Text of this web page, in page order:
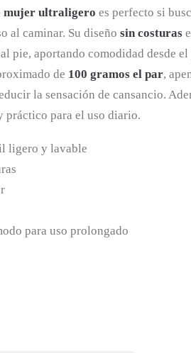
actual
es:
49,99 €.
mujer ultraligero es perfecto si
al caminar. Su diseño sin costuras
pie, aportando comodidad desde
de 100 gramos el par,
la sensación de cansancio.
práctico para el uso diario.
ligero y lavable
para uso prolongado